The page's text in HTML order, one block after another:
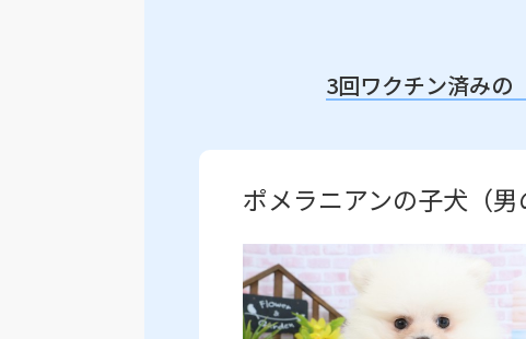
3回ワクチン済みの
ポメラニアンの子犬（